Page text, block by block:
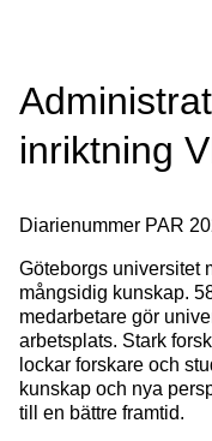
inriktning
Diarienummer PAR
Göteborgs universitet
mångsidig kunskap.
medarbetare gör
arbetsplats. Stark
lockar forskare och
kunskap och nya
till en bättre framtid.